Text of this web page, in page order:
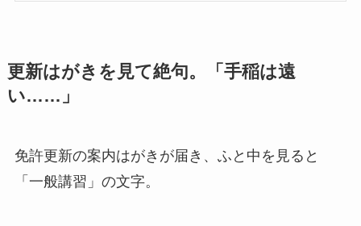
更新はがきを見て絶句。「手稲は遠
い……」
免許更新の案内はがきが届き、ふと中を見ると
「一般講習」の文字。